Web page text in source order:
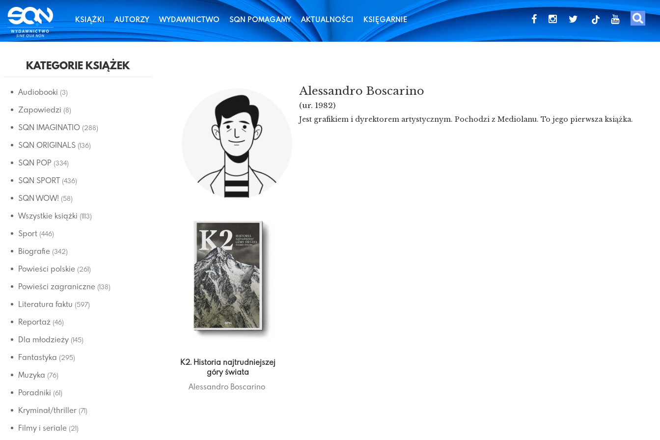
KSIĄŻKI AUTORZY WYDAWNICTWO SQN POMAGAMY AKTUALNOŚCI KSIĘGARNIE tiktok
KATEGORIE KSIĄŻEK
Audiobooki (3)
Zapowiedzi (8)
SQN IMAGINATIO (288)
SQN ORIGINALS (136)
SQN POP (334)
SQN SPORT (436)
SQN WOW! (58)
Wszystkie książki (1113)
Sport (446)
Biografie (342)
Powieści polskie (261)
Powieści zagraniczne (138)
Literatura faktu (597)
Reportaż (46)
Dla młodzieży (145)
Fantastyka (295)
Muzyka (76)
Poradniki (61)
Kryminał/thriller (71)
Filmy i seriale (21)
Alessandro Boscarino
(ur. 1982)
Jest grafikiem i dyrektorem artystycznym. Pochodzi z Mediolanu. To jego pierwsza książka.
K2. Historia najtrudniejszej
góry świata
Alessandro Boscarino